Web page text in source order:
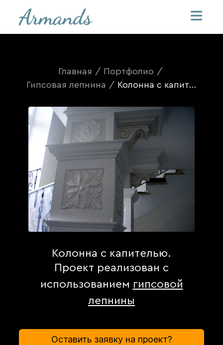
Главная / Портфолио /
Гипсовая лепнина / Колонна с капителью
Колонна с капителью.
Проект реализован с
использованием гипсовой
лепнины
Оставить заявку на проект?